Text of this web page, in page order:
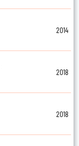
2014
2018
2018